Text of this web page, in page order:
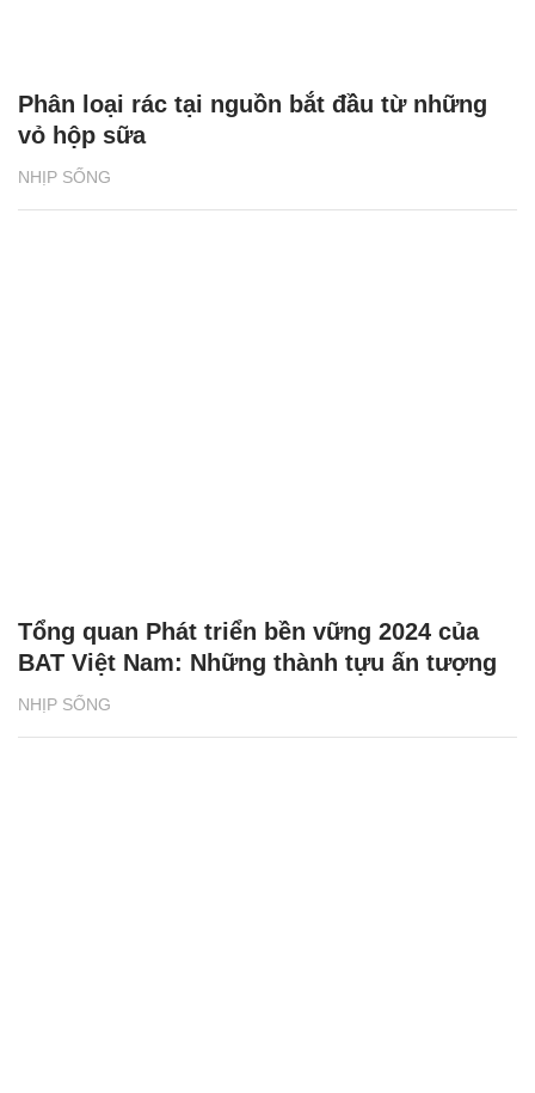
NHỊP SỐNG
Phân loại rác tại nguồn bắt đầu từ những
vỏ hộp sữa
NHỊP SỐNG
Tổng quan Phát triển bền vững 2024 của
BAT Việt Nam: Những thành tựu ấn tượng